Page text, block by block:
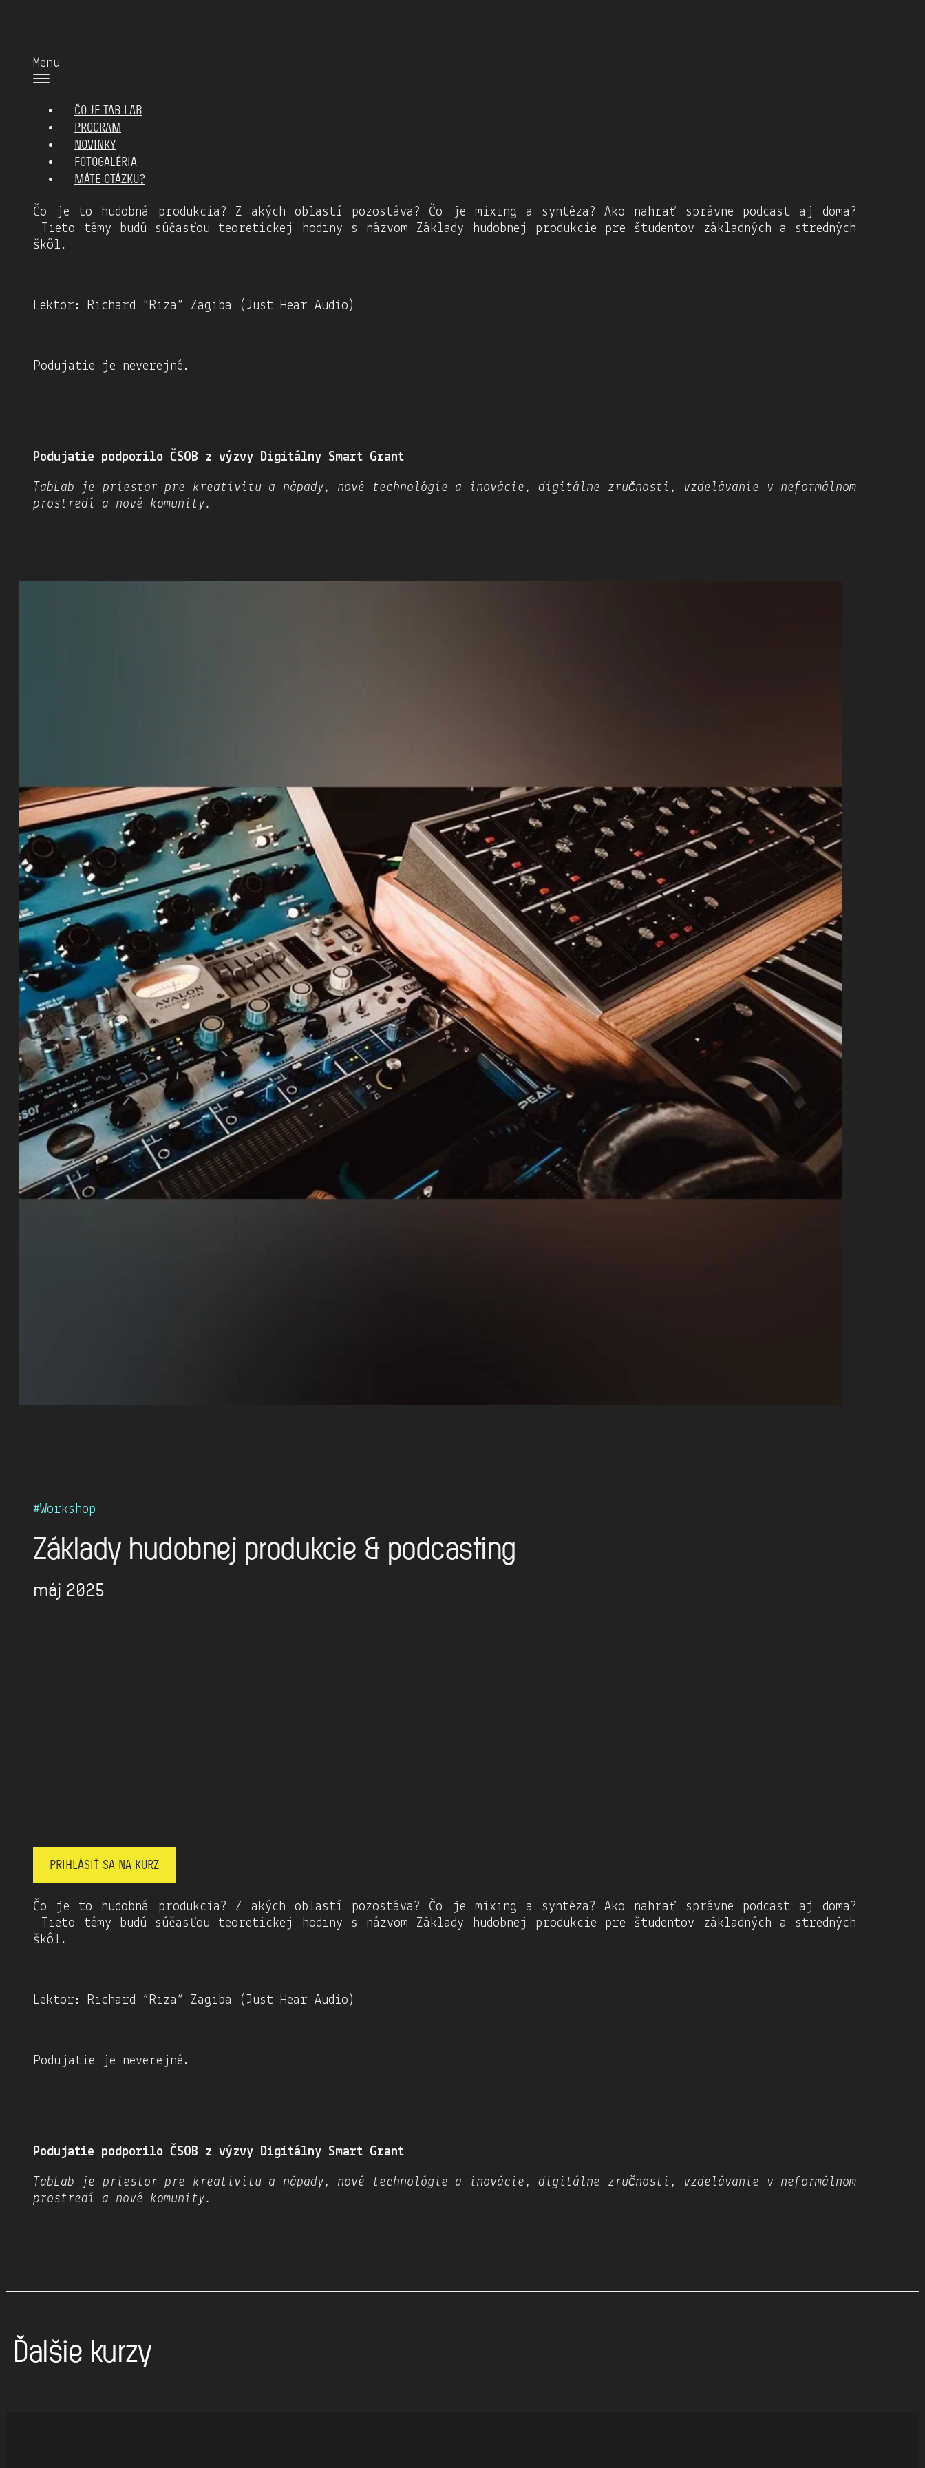
Menu
ČO JE TAB LAB
PROGRAM
NOVINKY
FOTOGALÉRIA
MÁTE OTÁZKU?
Workshop
Základy hudobnej produkcie & podcasting
máj 2025
Čo je to hudobná produkcia? Z akých oblastí pozostáva? Čo je mixing a syntéza? Ako nahrať správne podcast aj doma?
Tieto témy budú súčasťou teoretickej hodiny s názvom Základy hudobnej produkcie pre študentov základných a stredných
škôl.
Lektor: Richard “Riza” Zagiba (Just Hear Audio)
Podujatie je neverejné.
Podujatie podporilo ČSOB z výzvy Digitálny Smart Grant
TabLab​ je priestor pre kreativitu a nápady, ​nové technológie a inovácie​, ​digitálne zručnosti​, ​vzdelávanie v neformálnom
prostredí​​ a nové komunity​.
Workshop
Základy hudobnej produkcie & podcasting
máj 2025
PRIHLÁSIŤ SA NA KURZ
Čo je to hudobná produkcia? Z akých oblastí pozostáva? Čo je mixing a syntéza? Ako nahrať správne podcast aj doma?
Tieto témy budú súčasťou teoretickej hodiny s názvom Základy hudobnej produkcie pre študentov základných a stredných
škôl.
Lektor: Richard “Riza” Zagiba (Just Hear Audio)
Podujatie je neverejné.
Podujatie podporilo ČSOB z výzvy Digitálny Smart Grant
TabLab​ je priestor pre kreativitu a nápady, ​nové technológie a inovácie​, ​digitálne zručnosti​, ​vzdelávanie v neformálnom
prostredí​​ a nové komunity​.
Ďalšie kurzy